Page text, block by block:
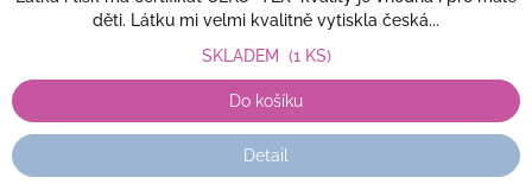
děti. Látku mi velmi kvalitně vytiskla česká...
SKLADEM (1 KS)
Do košíku
Detail